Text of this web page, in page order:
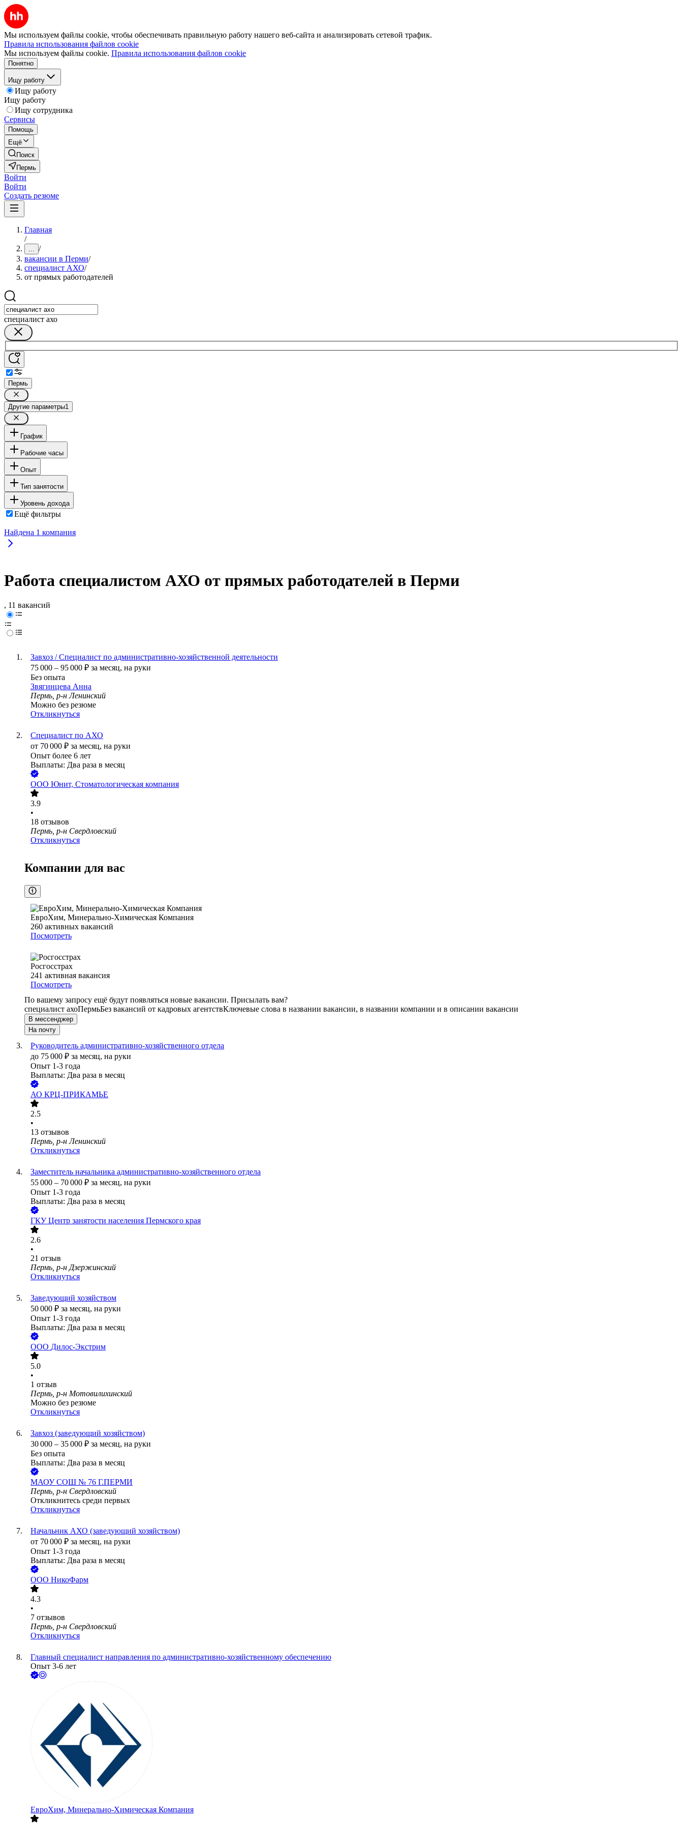
Мы используем файлы cookie, чтобы обеспечивать правильную работу нашего веб-сайта и анализировать сетевой трафик.
Правила использования файлов cookie
Мы используем файлы cookie. Правила использования файлов cookie
Понятно
Ищу работу
Ищу работу
Ищу работу
Ищу сотрудника
Сервисы
Помощь
Ещё
Поиск
Пермь
Войти
Войти
Создать резюме
Главная
/
... /
вакансии в Перми/
специалист АХО/
от прямых работодателей
специалист ахо
Пермь
Другие параметры1
График
Рабочие часы
Опыт
Тип занятости
Уровень дохода
Ещё фильтры
Найдена 1 компания
Работа специалистом АХО от прямых работодателей в Перми
, 11 вакансий
Завхоз / Специалист по административно-хозяйственной деятельности
75 000 – 95 000 ₽ за месяц, на руки
Без опыта
Звягинцева Анна
Пермь, р-н Ленинский
Можно без резюме
Откликнуться
Специалист по АХО
от 70 000 ₽ за месяц, на руки
Опыт более 6 лет
Выплаты: Два раза в месяц
ООО Юнит, Стоматологическая компания
3.9
•
18 отзывов
Пермь, р-н Свердловский
Откликнуться
Компании для вас
ЕвроХим, Минерально-Химическая Компания
260 активных вакансий
Посмотреть
Росгосстрах
241 активная вакансия
Посмотреть
По вашему запросу ещё будут появляться новые вакансии. Присылать вам?
специалист ахоПермьБез вакансий от кадровых агентствКлючевые слова в названии вакансии, в названии компании и в описании вакансии
В мессенджер
На почту
Руководитель административно-хозяйственного отдела
до 75 000 ₽ за месяц, на руки
Опыт 1-3 года
Выплаты: Два раза в месяц
АО КРЦ-ПРИКАМЬЕ
2.5
•
13 отзывов
Пермь, р-н Ленинский
Откликнуться
Заместитель начальника административно-хозяйственного отдела
55 000 – 70 000 ₽ за месяц, на руки
Опыт 1-3 года
Выплаты: Два раза в месяц
ГКУ Центр занятости населения Пермского края
2.6
•
21 отзыв
Пермь, р-н Дзержинский
Откликнуться
Заведующий хозяйством
50 000 ₽ за месяц, на руки
Опыт 1-3 года
Выплаты: Два раза в месяц
ООО Дилос-Экстрим
5.0
•
1 отзыв
Пермь, р-н Мотовилихинский
Можно без резюме
Откликнуться
Завхоз (заведующий хозяйством)
30 000 – 35 000 ₽ за месяц, на руки
Без опыта
Выплаты: Два раза в месяц
МАОУ СОШ № 76 Г.ПЕРМИ
Пермь, р-н Свердловский
Откликнитесь среди первых
Откликнуться
Начальник АХО (заведующий хозяйством)
от 70 000 ₽ за месяц, на руки
Опыт 1-3 года
Выплаты: Два раза в месяц
ООО НикоФарм
4.3
•
7 отзывов
Пермь, р-н Свердловский
Откликнуться
Главный специалист направления по административно-хозяйственному обеспечению
Опыт 3-6 лет
ЕвроХим, Минерально-Химическая Компания